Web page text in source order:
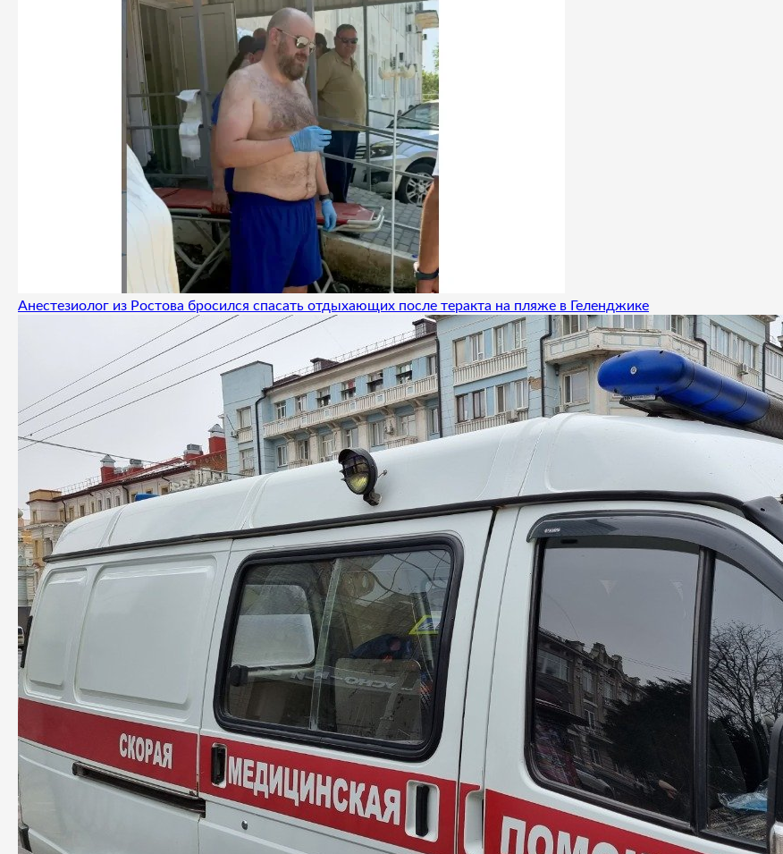
Анестезиолог из Ростова бросился спасать отдыхающих после теракта на пляже в Геленджике